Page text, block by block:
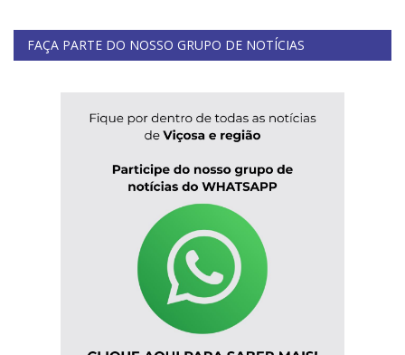
FAÇA PARTE DO NOSSO GRUPO DE NOTÍCIAS